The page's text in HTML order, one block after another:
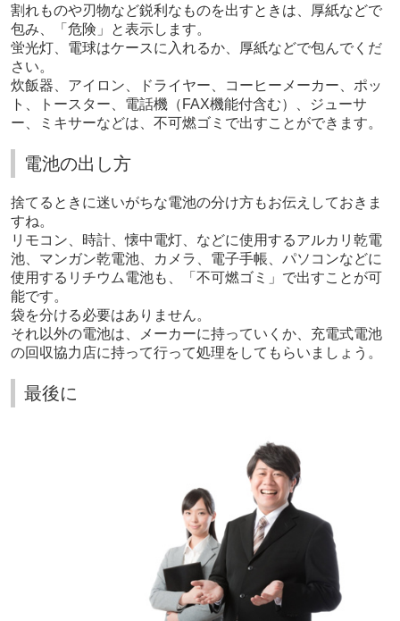
割れものや刃物など鋭利なものを出すときは、厚紙などで
包み、「危険」と表示します。
蛍光灯、電球はケースに入れるか、厚紙などで包んでくだ
さい。
炊飯器、アイロン、ドライヤー、コーヒーメーカー、ポッ
ト、トースター、電話機（FAX機能付含む）、ジューサ
ー、ミキサーなどは、不可燃ゴミで出すことができます。
電池の出し方
捨てるときに迷いがちな電池の分け方もお伝えしておきま
すね。
リモコン、時計、懐中電灯、などに使用するアルカリ乾電
池、マンガン乾電池、カメラ、電子手帳、パソコンなどに
使用するリチウム電池も、「不可燃ゴミ」で出すことが可
能です。
袋を分ける必要はありません。
それ以外の電池は、メーカーに持っていくか、充電式電池
の回収協力店に持って行って処理をしてもらいましょう。
最後に